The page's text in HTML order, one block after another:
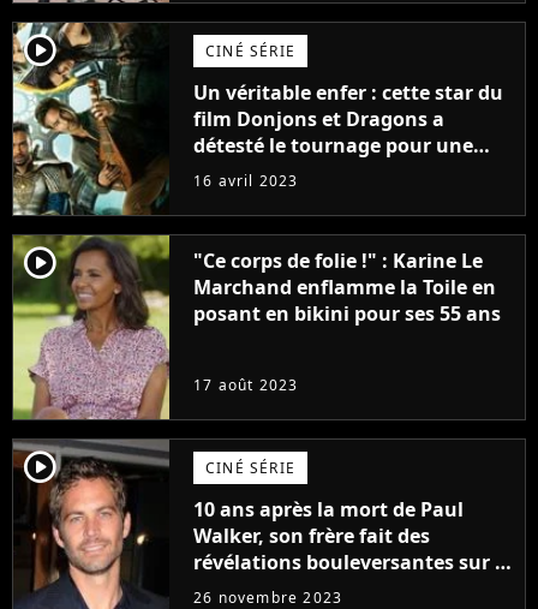
player2 CINÉ SÉRIE
Un véritable enfer : cette star du
film Donjons et Dragons a
détesté le tournage pour une
raison très spéciale
16 avril 2023
player2
"Ce corps de folie !" : Karine Le
Marchand enflamme la Toile en
posant en bikini pour ses 55 ans
17 août 2023
player2 CINÉ SÉRIE
10 ans après la mort de Paul
Walker, son frère fait des
révélations bouleversantes sur la
réaction des acteurs de Fast and
26 novembre 2023